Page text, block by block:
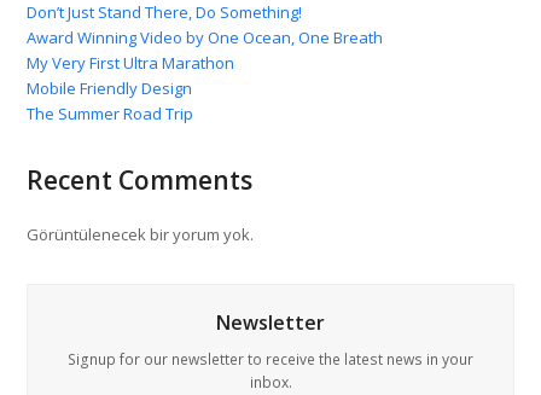
Don’t Just Stand There, Do Something!
Award Winning Video by One Ocean, One Breath
My Very First Ultra Marathon
Mobile Friendly Design
The Summer Road Trip
Recent Comments
Görüntülenecek bir yorum yok.
Newsletter
Signup for our newsletter to receive the latest news in your
inbox.